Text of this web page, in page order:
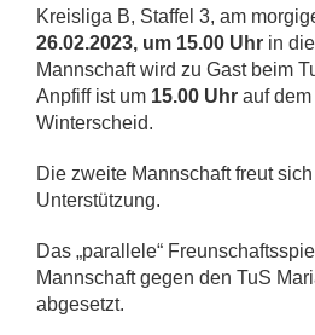
Kreisliga B, Staffel 3, am
26.02.2023, um 15.00 Uhr in
Mannschaft wird zu Gast beim
Anpfiff ist um 15.00 Uhr auf
Winterscheid.
Die zweite Mannschaft freut
Unterstützung.
Das „parallele“
Mannschaft gegen den TuS
abgesetzt.